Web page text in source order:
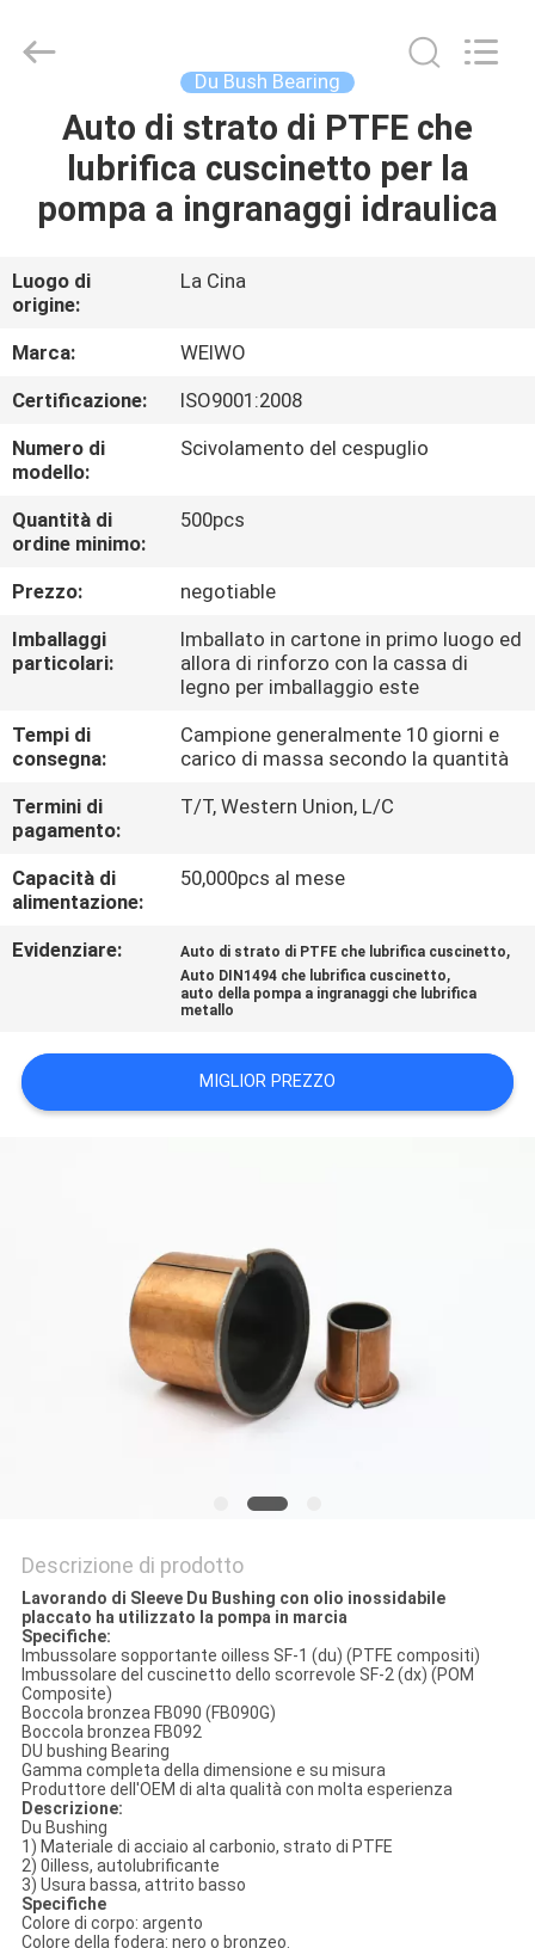
CASA
PRODOTTI
CIRCA
NOI
GIRO
DELLA
FABBRICA
CONTROLLO
DI
QUALITÀ
UNA
CITAZIONE
MAPPA
PRIVACY
Electromechanical
Tech
Du Bush Bearing
Auto di strato di PTFE che
lubrifica cuscinetto per la
pompa a ingranaggi idraulica
Luogo di
origine:
La Cina
Marca:
WEIWO
Certificazione:
ISO9001:2008
Numero di
modello:
Scivolamento del cespuglio
Quantità di
ordine minimo:
500pcs
Prezzo:
negotiable
Imballaggi
particolari:
Imballato in cartone in primo luogo ed
allora di rinforzo con la cassa di
legno per imballaggio este
Tempi di
consegna:
Campione generalmente 10 giorni e
carico di massa secondo la quantità
Termini di
pagamento:
T/T, Western Union, L/C
Capacità di
alimentazione:
50,000pcs al mese
Evidenziare: Auto di strato di PTFE che lubrifica cuscinetto,
Auto DIN1494 che lubrifica cuscinetto,
auto della pompa a ingranaggi che lubrifica
metallo
MIGLIOR PREZZO
Descrizione di prodotto
Lavorando di Sleeve Du Bushing con olio inossidabile
placcato ha utilizzato la pompa in marcia
Specifiche:
Imbussolare sopportante oilless SF-1 (du) (PTFE compositi)
Imbussolare del cuscinetto dello scorrevole SF-2 (dx) (POM
Composite)
Boccola bronzea FB090 (FB090G)
Boccola bronzea FB092
DU bushing Bearing
Gamma completa della dimensione e su misura
Produttore dell'OEM di alta qualità con molta esperienza
Descrizione:
Du Bushing
1) Materiale di acciaio al carbonio, strato di PTFE
2) 0illess, autolubrificante
3) Usura bassa, attrito basso
Specifiche
Colore di corpo: argento
Colore della fodera: nero o bronzeo.